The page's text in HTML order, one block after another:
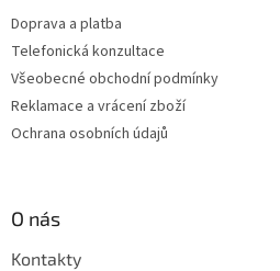
Doprava a platba
Telefonická konzultace
Všeobecné obchodní podmínky
Reklamace a vrácení zboží
Ochrana osobních údajů
O nás
Kontakty